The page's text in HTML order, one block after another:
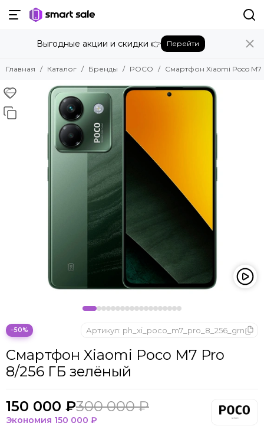
Назад
Бренды
Amazon
Apple
Bose
Nintendo
ONYX BOOX
Oukitel
Pico
POCO
Выгодные акции и скидки 👉 Перейти
Главная Каталог Бренды POCO Смартфон Xiaomi Poco
−50%
Смартфон Xiaomi Poco M7 Pro
8/256 ГБ зелёный
Артикул: ph_xi_poco_m7_pro_8_256_grn
150 000 ₽300 000 ₽
Экономия 150 000 ₽